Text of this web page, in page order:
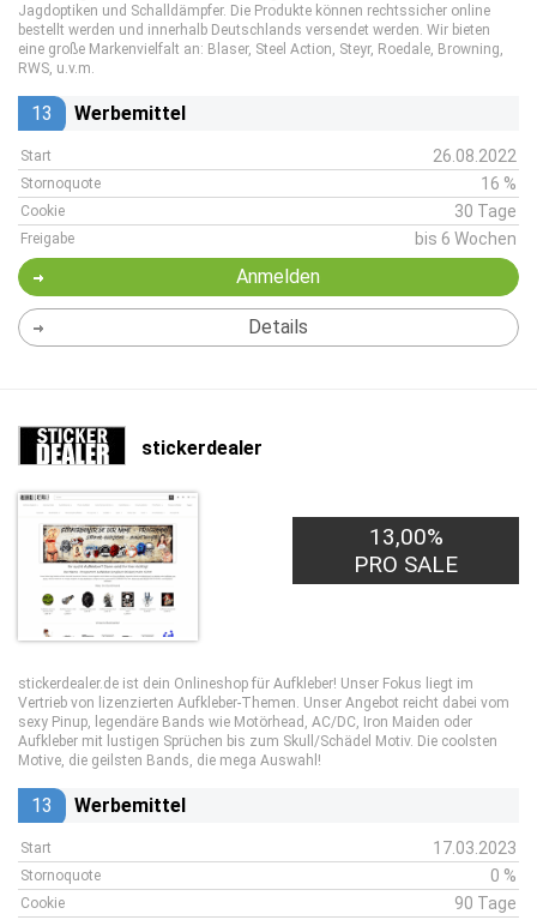
Jagdoptiken und Schalldämpfer. Die Produkte können rechtssicher online
bestellt werden und innerhalb Deutschlands versendet werden. Wir bieten
eine große Markenvielfalt an: Blaser, Steel Action, Steyr, Roedale, Browning,
RWS, u.v.m.
13 Werbemittel
Start 26.08.2022
Stornoquote 16 %
Cookie 30 Tage
Freigabe bis 6 Wochen
Anmelden
Details
stickerdealer
13,00%
PRO SALE
stickerdealer.de ist dein Onlineshop für Aufkleber! Unser Fokus liegt im
Vertrieb von lizenzierten Aufkleber-Themen. Unser Angebot reicht dabei vom
sexy Pinup, legendäre Bands wie Motörhead, AC/DC, Iron Maiden oder
Aufkleber mit lustigen Sprüchen bis zum Skull/Schädel Motiv. Die coolsten
Motive, die geilsten Bands, die mega Auswahl!
13 Werbemittel
Start 17.03.2023
Stornoquote 0 %
Cookie 90 Tage